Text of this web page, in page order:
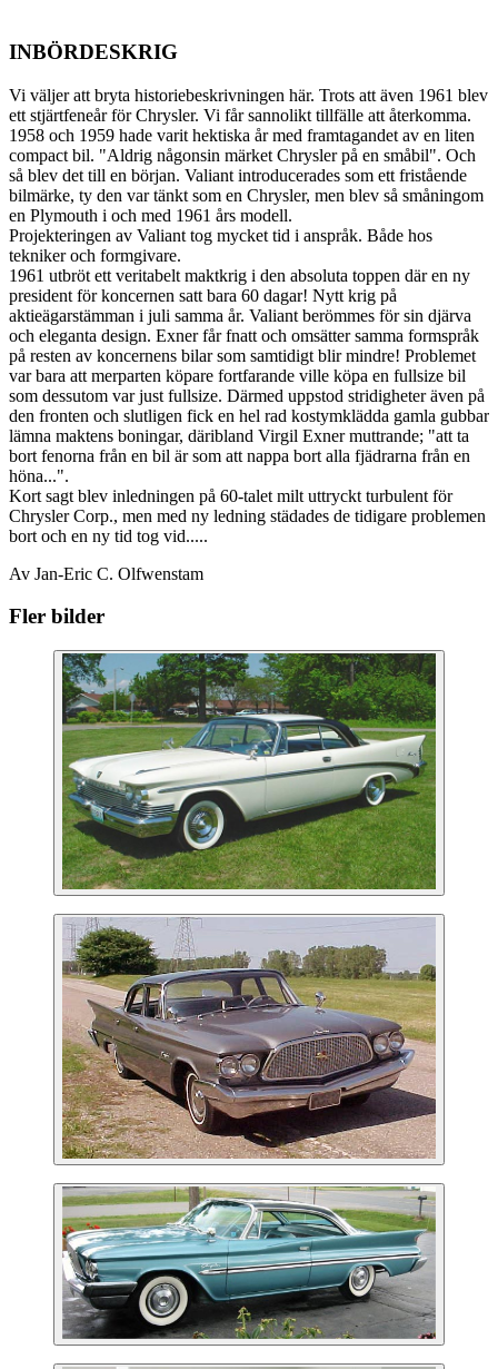
INBÖRDESKRIG
Vi väljer att bryta historiebeskrivningen här. Trots att även 1961 blev
ett stjärtfeneår för Chrysler. Vi får sannolikt tillfälle att återkomma.
1958 och 1959 hade varit hektiska år med framtagandet av en liten
compact bil. "Aldrig någonsin märket Chrysler på en småbil". Och
så blev det till en början. Valiant introducerades som ett fristående
bilmärke, ty den var tänkt som en Chrysler, men blev så småningom
en Plymouth i och med 1961 års modell.
Projekteringen av Valiant tog mycket tid i anspråk. Både hos
tekniker och formgivare.
1961 utbröt ett veritabelt maktkrig i den absoluta toppen där en ny
president för koncernen satt bara 60 dagar! Nytt krig på
aktieägarstämman i juli samma år. Valiant berömmes för sin djärva
och eleganta design. Exner får fnatt och omsätter samma formspråk
på resten av koncernens bilar som samtidigt blir mindre! Problemet
var bara att merparten köpare fortfarande ville köpa en fullsize bil
som dessutom var just fullsize. Därmed uppstod stridigheter även på
den fronten och slutligen fick en hel rad kostymklädda gamla gubbar
lämna maktens boningar, däribland Virgil Exner muttrande; "att ta
bort fenorna från en bil är som att nappa bort alla fjädrarna från en
höna...".
Kort sagt blev inledningen på 60-talet milt uttryckt turbulent för
Chrysler Corp., men med ny ledning städades de tidigare problemen
bort och en ny tid tog vid.....
Av Jan-Eric C. Olfwenstam
Fler bilder